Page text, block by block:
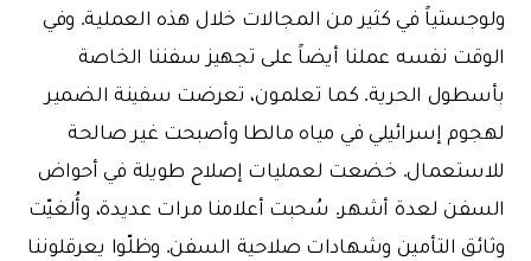
ولوجستياً في كثير من المجالات خلال هذه العملية. وفي
الوقت نفسه عملنا أيضاً على تجهيز سفننا الخاصة
بأسطول الحرية. كما تعلمون، تعرضت سفينة الضمير
لهجوم إسرائيلي في مياه مالطا وأصبحت غير صالحة
للاستعمال. خضعت لعمليات إصلاح طويلة في أحواض
السفن لعدة أشهر. سُحبت أعلامنا مرات عديدة، وأُلغيّت
وثائق التأمين وشهادات صلاحية السفن. وظلّوا يعرقلوننا